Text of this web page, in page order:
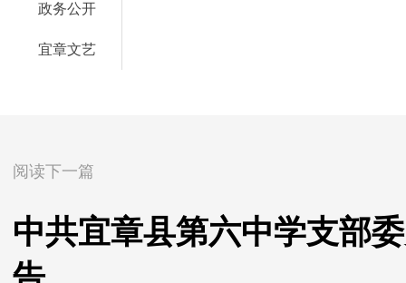
政务公开
宜章文艺
阅读下一篇
中共宜章县第六中学支部